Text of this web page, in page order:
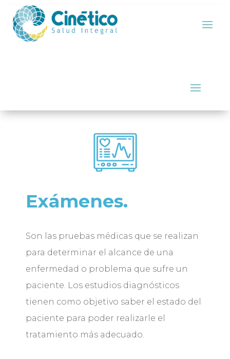
Exámenes.
Son las pruebas médicas que se realizan
para determinar el alcance de una
enfermedad o problema que sufre un
paciente. Los estudios diagnósticos
tienen como objetivo saber el estado del
paciente para poder realizarle el
tratamiento más adecuado.